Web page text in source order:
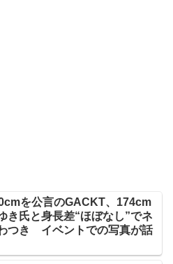
を公言のGACKT、174cm
き氏と身長差“ほぼなし”でネ
つき イベントでの写真が話